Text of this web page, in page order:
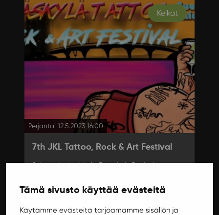
Tämä sivusto käyttää evästeitä
Käytämme evästeitä tarjoamamme sisällön ja
Keikat
Perjantai 12.5.2023 16:00
7th JKL Tattoo, Rock & Art Festival
Seitsemäs Jyväskylä Tatuointi- Rock- ja
tatuointimaailman ympärillä pyörii.
Lisätietoja Osta lippuja